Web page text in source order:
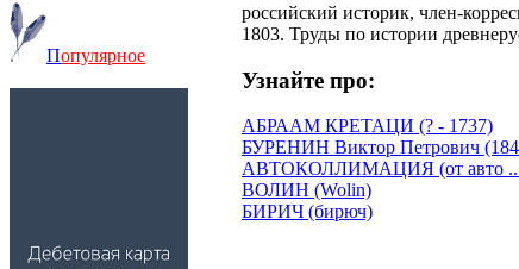
Популярное
российский историк, член-
1803. Труды по истории
Узнайте про:
АБРААМ КРЕТАЦИ (? - 1737)
БУРЕНИН Виктор Петрович
АВТОКОЛЛИМАЦИЯ (от авто ...
ВОЛИН (Wolin)
БИРИЧ (бирюч)